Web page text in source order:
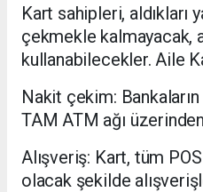
Kart sahipleri, aldıkları
çekmekle kalmayacak,
kullanabilecekler. Aile
Nakit çekim: Bankaların
TAM ATM ağı
Alışveriş: Kart, tüm
olacak şekilde